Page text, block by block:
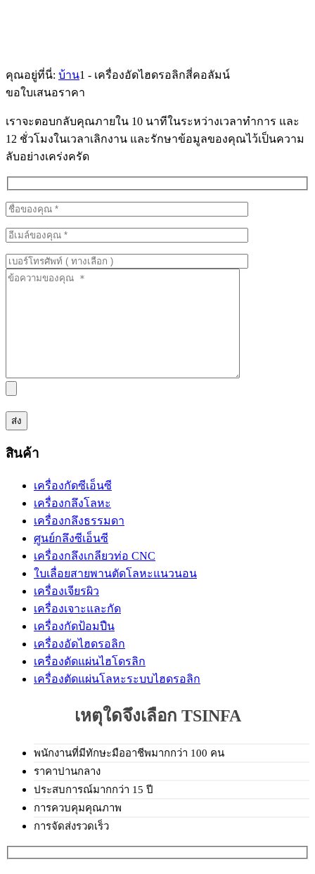
คุณอยู่ที่นี่: บ้าน1 - เครื่องอัดไฮดรอลิกสี่คอลัมน์
ขอใบเสนอราคา
เราจะตอบกลับคุณภายใน 10 นาทีในระหว่างเวลาทำการ และ
12 ชั่วโมงในเวลาเลิกงาน และรักษาข้อมูลของคุณไว้เป็นความ
ลับอย่างเคร่งครัด
สินค้า
เครื่องกัดซีเอ็นซี
เครื่องกลึงโลหะ
เครื่องกลึงธรรมดา
ศูนย์กลึงซีเอ็นซี
เครื่องกลึงเกลียวท่อ CNC
ใบเลื่อยสายพานตัดโลหะแนวนอน
เครื่องเจียรผิว
เครื่องเจาะและกัด
เครื่องกัดป้อมปืน
เครื่องอัดไฮดรอลิก
เครื่องดัดแผ่นไฮโดรลิก
เครื่องตัดแผ่นโลหะระบบไฮดรอลิก
เหตุใดจึงเลือก TSINFA
พนักงานที่มีทักษะมืออาชีพมากกว่า 100 คน
ราคาปานกลาง
ประสบการณ์มากกว่า 15 ปี
การควบคุมคุณภาพ
การจัดส่งรวดเร็ว